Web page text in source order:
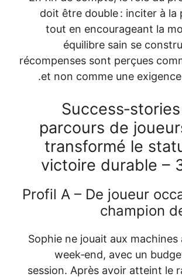
doit être double :
tout en
équilibre sain se
récompenses sont
et non comme une
5.
parcours de
transformé le
victoire
Profil A – De
Sophie ne jouait aux
week‑end, avec
session. Après avoir